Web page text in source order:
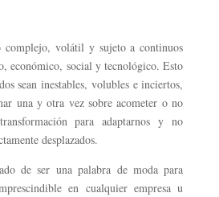
volátil y sujeto a continuos
económico, social y tecnológico. Esto
sean inestables, volubles e inciertos,
una y otra vez sobre acometer o no
para adaptarnos y no
desplazados.
de ser una palabra de moda para
en cualquier empresa u